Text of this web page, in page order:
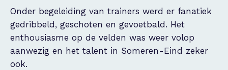
Onder begeleiding van trainers werd er fanatiek
gedribbeld, geschoten en gevoetbald. Het
enthousiasme op de velden was weer volop
aanwezig en het talent in Someren-Eind zeker
ook.